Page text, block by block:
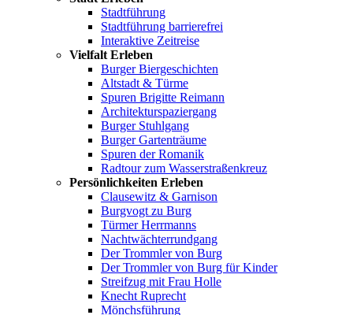
Stadtführung
Stadtführung barrierefrei
Interaktive Zeitreise
Vielfalt Erleben
Burger Biergeschichten
Altstadt & Türme
Spuren Brigitte Reimann
Architekturspaziergang
Burger Stuhlgang
Burger Gartenträume
Spuren der Romanik
Radtour zum Wasserstraßenkreuz
Persönlichkeiten Erleben
Clausewitz & Garnison
Burgvogt zu Burg
Türmer Herrmanns
Nachtwächterrundgang
Der Trommler von Burg
Der Trommler von Burg für Kinder
Streifzug mit Frau Holle
Knecht Ruprecht
Mönchsführung